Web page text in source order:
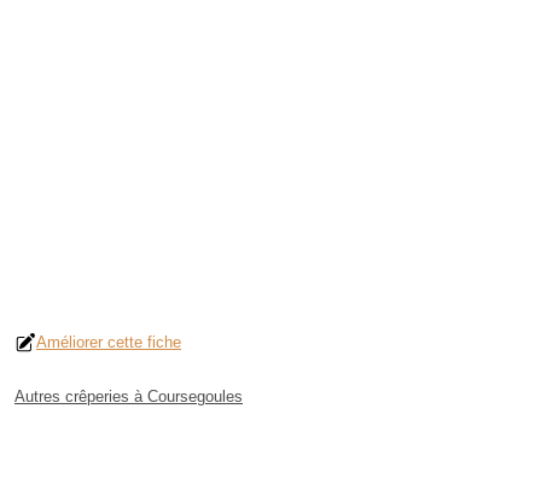
Améliorer cette fiche
Autres crêperies à Coursegoules